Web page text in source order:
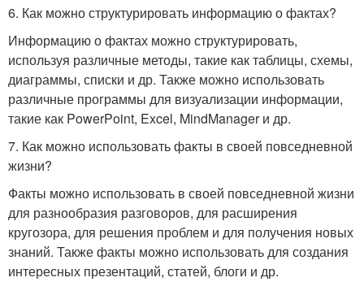
6. Как можно структурировать информацию о фактах?
Информацию о фактах можно структурировать,
используя различные методы, такие как таблицы, схемы,
диаграммы, списки и др. Также можно использовать
различные программы для визуализации информации,
такие как PowerPoint, Excel, MindManager и др.
7. Как можно использовать факты в своей повседневной
жизни?
Факты можно использовать в своей повседневной жизни
для разнообразия разговоров, для расширения
кругозора, для решения проблем и для получения новых
знаний. Также факты можно использовать для создания
интересных презентаций, статей, блоги и др.